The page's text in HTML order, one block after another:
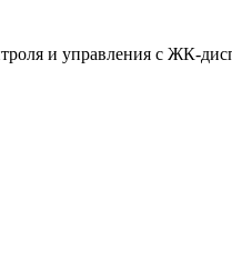
и управления с ЖК-